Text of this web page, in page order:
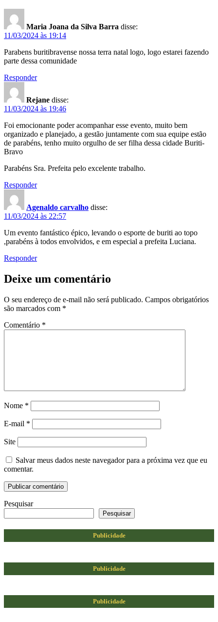
Maria Joana da Silva Barra disse:
11/03/2024 às 19:14
Parabens buritibravense nossa terra natal logo, logo estarei fazendo
parte dessa comunidade
Responder
Rejane disse:
11/03/2024 às 19:46
Foi emocionante poder acompanhar esse evento, muito bem
organizado e planejado, a gestão juntamente com sua equipe estão
de parabéns, tenho muito orgulho de ser filha dessa cidade Buriti-
Bravo
Parabéns Sra. Prefeita pelo excelente trabalho.
Responder
Agenaldo carvalho disse:
11/03/2024 às 22:57
Um evento fantástico épico, levando o esporte de buriti ao topo
,parabéns à todos envolvidos, e em especial a prefeita Luciana.
Responder
Deixe um comentário
O seu endereço de e-mail não será publicado. Campos obrigatórios
são marcados com *
Comentário *
Nome *
E-mail *
Site
Salvar meus dados neste navegador para a próxima vez que eu
comentar.
Pesquisar
Pesquisar
Publicidade
Publicidade
Publicidade